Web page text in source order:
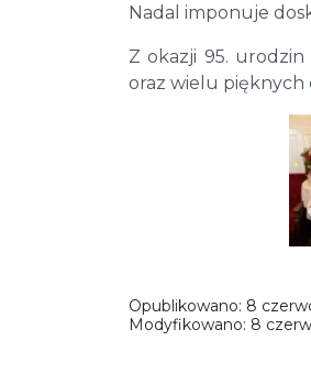
Nadal imponuje
Z okazji 95. urodzin
oraz wielu pięknych
Opublikowano: 8
Modyfikowano: 8